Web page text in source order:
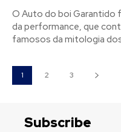
O Auto do boi Garantido
da performance, que
famosos da mitologia
1 2 3
Subscribe